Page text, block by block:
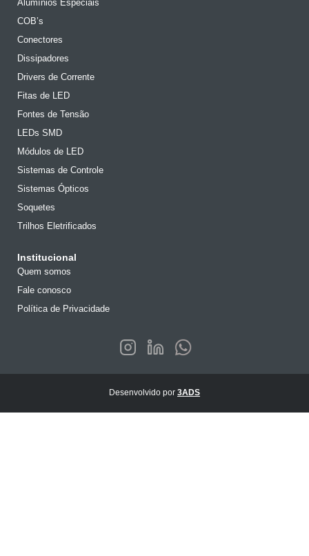
Alumínios Especiais
COB’s
Conectores
Dissipadores
Drivers de Corrente
Fitas de LED
Fontes de Tensão
LEDs SMD
Módulos de LED
Sistemas de Controle
Sistemas Ópticos
Soquetes
Trilhos Eletrificados
Institucional
Quem somos
Fale conosco
Política de Privacidade
Desenvolvido por 3ADS